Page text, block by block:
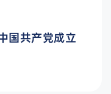
国共产党成立